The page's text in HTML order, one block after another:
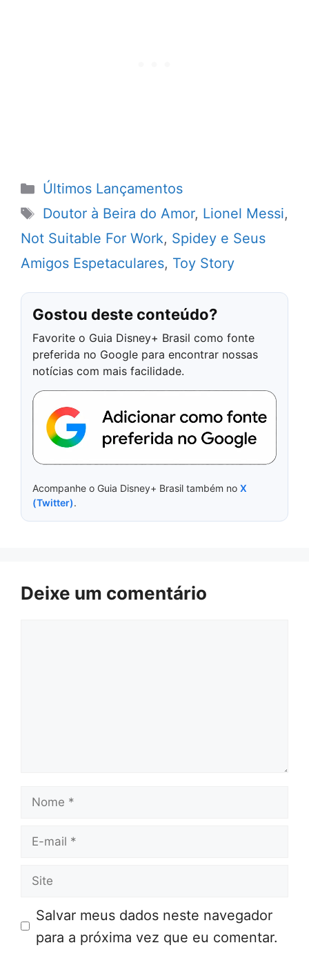
Categorias
Últimos Lançamentos
Tags
Doutor à Beira do Amor, Lionel Messi,
Not Suitable For Work, Spidey e Seus
Amigos Espetaculares, Toy Story
Gostou deste conteúdo?
Favorite o Guia Disney+ Brasil como fonte
preferida no Google para encontrar nossas
notícias com mais facilidade.
Acompanhe o Guia Disney+ Brasil também no X
(Twitter).
Deixe um comentário
Nome
E-
Site
Salvar meus dados neste navegador
para a próxima vez que eu comentar.